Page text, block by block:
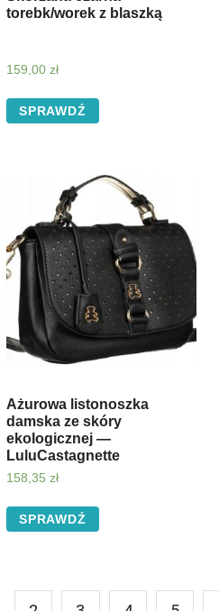
torebk/worek z blaszką
159,00 zł
SPRAWDŹ
Ażurowa listonoszka
damska ze skóry
ekologicznej —
LuluCastagnette
158,35 zł
SPRAWDŹ